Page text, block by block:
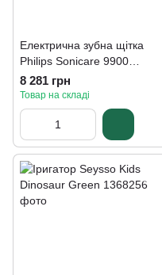
Електрична зубна щітка
Philips Sonicare 9900
Prestige SenseIQ HX9992/12
8 281 грн
Товар на складі